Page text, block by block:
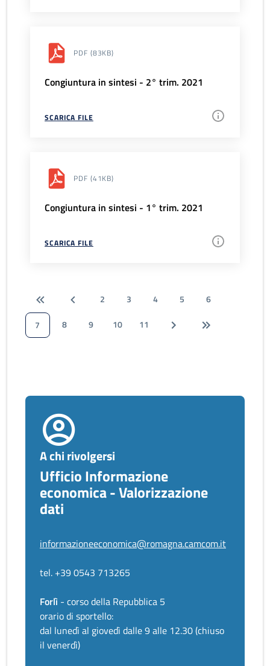
PDF (83KB)
Congiuntura in sintesi - 2° trim. 2021
SCARICA FILE
PDF (41KB)
Congiuntura in sintesi - 1° trim. 2021
SCARICA FILE
2 3 4 5
6
7
8 9 10 11
A chi rivolgersi
Ufficio Informazione
economica - Valorizzazione
dati
informazioneeconomica@romagna.camcom.it
tel. +39 0543 713265
Forlì - corso della Repubblica 5
orario di sportello:
dal lunedì al giovedì dalle 9 alle 12.30 (chiuso
il venerdì)